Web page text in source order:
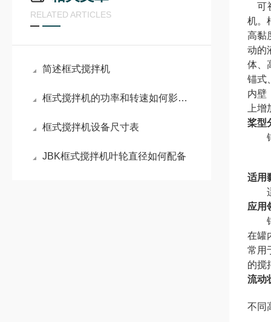
RELATED ARTICLES
简述框式搅拌机
框式搅拌机的功率和转速如何影响工作效果？
框式搅拌机设备尺寸表
JBK框式搅拌机叶轮直径如何配备
可
机。
高黏
动的
体、
锚式
内壁
上
桨型
锚
适用
适
应用
锚
在罐
常用
的搅
流动
不同